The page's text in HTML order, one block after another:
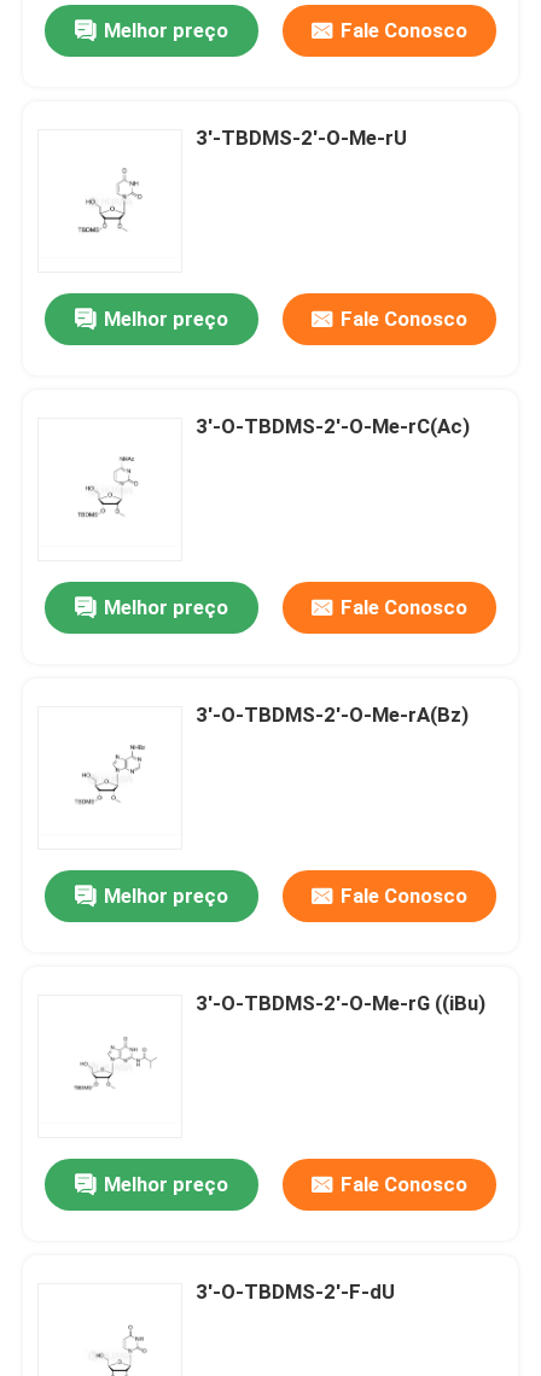
Produtos
Sobre nós
Controle da qualidade
Notícia
Fósforamiditas
Melhor preço Fale Conosco
3'-TBDMS-2'-O-Me-rU
Melhor preço Fale Conosco
3'-O-TBDMS-2'-O-Me-rC(Ac)
Melhor preço Fale Conosco
3'-O-TBDMS-2'-O-Me-rA(Bz)
Melhor preço Fale Conosco
3'-O-TBDMS-2'-O-Me-rG ((iBu)
Melhor preço Fale Conosco
3'-O-TBDMS-2'-F-dU